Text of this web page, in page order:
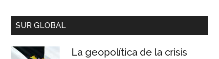
SUR GLOBAL
La geopolítica de la crisis